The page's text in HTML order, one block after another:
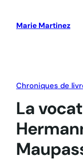
Marie Martinez
Chroniques de
La